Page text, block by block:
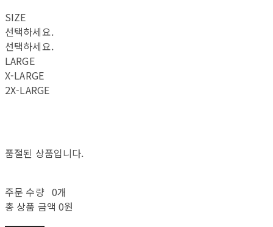
SIZE
선택하세요.
선택하세요.
LARGE
X-LARGE
2X-LARGE
품절된 상품입니다.
주문 수량 0개
총 상품 금액 0원